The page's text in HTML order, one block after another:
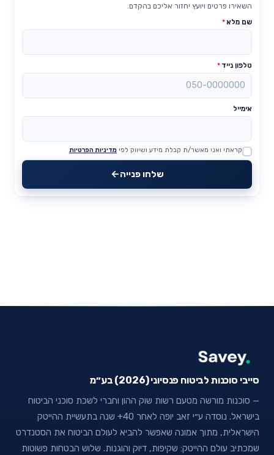
השאירו פרטים ויועץ יחזור אליכם בהקדם.
שם מלא*
טלפון נייד *
אימייל
Website
קראתי ואני מאשר/ת קבלת מידע ושיווק לפי מדיניות הפרטיות
שלחו פנייה
סייבי סוכנות לביטוח פנסיוני (2026) בע״מ
— סוכנות מורשה מטעם רשות שוק ההון וחברי לשכת סוכני הביטוח
בישראל. נוסדה ע״י זאב יופה לאחר 40+ שנה בתעשיית ההייטק
הישראלית, מתוך אמונה שאפשר להביא לעולם הביטוח את הסטנדרט
שמכתיב עולם ההייטק: שקיפות, דיוק והוגנות. שלוש הבטחות פשוטות